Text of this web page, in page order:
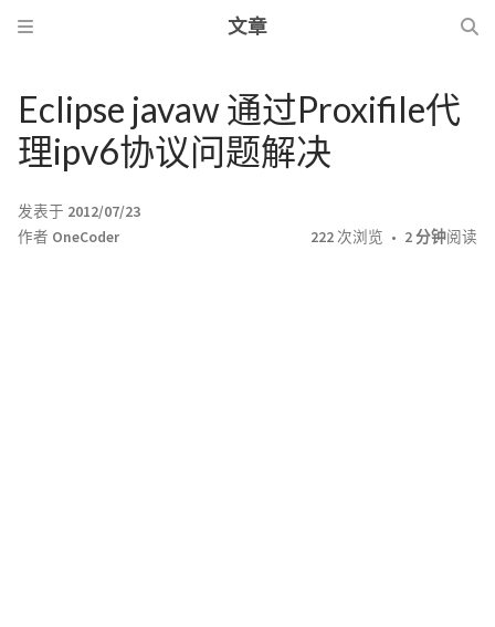
文章
Eclipse javaw 通过Proxifile代
理ipv6协议问题解决
发表于 2012/07/23
作者 OneCoder 222次浏览 2 分钟阅读